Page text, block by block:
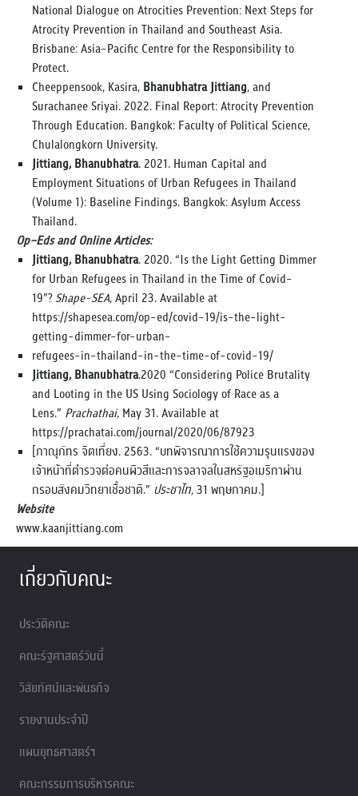
National Dialogue on Atrocities Prevention: Next Steps for
Atrocity Prevention in Thailand and Southeast Asia.
Brisbane: Asia-Pacific Centre for the Responsibility to
Protect.
Cheeppensook, Kasira, Bhanubhatra Jittiang, and
Surachanee Sriyai. 2022. Final Report: Atrocity Prevention
Through Education. Bangkok: Faculty of Political Science,
Chulalongkorn University.
Jittiang, Bhanubhatra. 2021. Human Capital and
Employment Situations of Urban Refugees in Thailand
(Volume 1): Baseline Findings. Bangkok: Asylum Access
Thailand.
Op–Eds and Online Articles:
Jittiang, Bhanubhatra. 2020. “Is the Light Getting Dimmer
for Urban Refugees in Thailand in the Time of Covid-
19”?Shape-SEA, April 23. Available at
https://shapesea.com/op-ed/covid-19/is-the-light-
getting-dimmer-for-urban-
refugees-in-thailand-in-the-time-of-covid-19/
Jittiang, Bhanubhatra.2020 “Considering Police Brutality
and Looting in the US Using Sociology of Race as a
Lens.” Prachathai, May 31. Available at
https://prachatai.com/journal/2020/06/87923
[ภาณุภัทร จิตเที่ยง. 2563. “บทพิจารณาการใช้ความรุนแรงของ
เจ้าหน้าที่ตำรวจต่อคนผิวสีและการจลาจลในสหรัฐอเมริกาผ่าน
กรอบสังคมวิทยาเชื้อชาติ.” ประชาไท, 31 พฤษภาคม.]
Website
www.kaanjittiang.com
เกี่ยวกับคณะ
ประวัติคณะ
คณะรัฐศาสตร์วันนี้
วิสัยทัศน์และพันธกิจ
รายงานประจำปี
แผนยุทธศาสตร์ฯ
คณะกรรมการบริหารคณะ